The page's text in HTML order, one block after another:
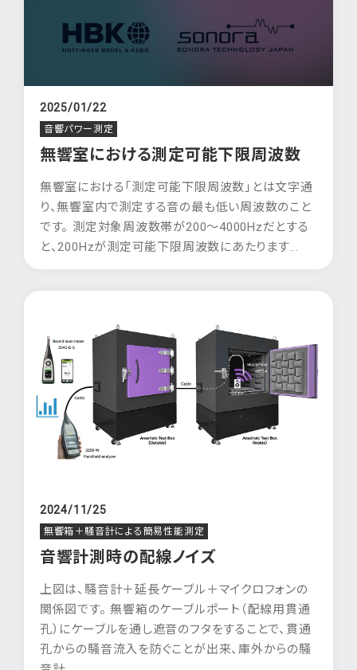
2025/01/22
音響パワー測定
無響室における測定可能下限周波数
無響室における「測定可能下限周波数」とは文字通
り、無響室内で測定する音の最も低い周波数のこと
です。 測定対象周波数帯が200〜4000Hzだとする
と、200Hzが測定可能下限周波数にあたります...
2024/11/25
無響箱＋騒音計による簡易性能測定
音響計測時の配線ノイズ
上図は、騒音計＋延長ケーブル＋マイクロフォンの
関係図です。 無響箱のケーブルポート（配線用貫通
孔）にケーブルを通し遮音のフタをすることで、貫通
孔からの騒音流入を防ぐことが出来、庫外からの騒